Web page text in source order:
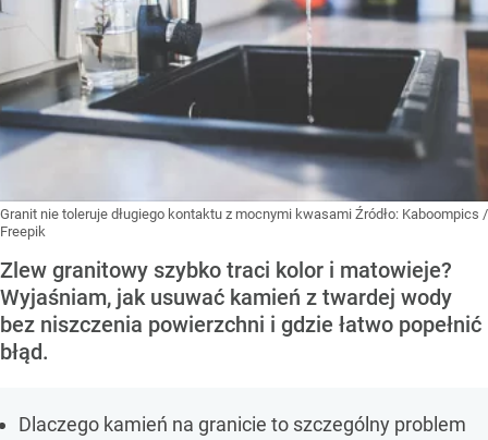
Granit nie toleruje długiego kontaktu z mocnymi kwasami Źródło: Kaboompics /
Freepik
Zlew granitowy szybko traci kolor i matowieje?
Wyjaśniam, jak usuwać kamień z twardej wody
bez niszczenia powierzchni i gdzie łatwo popełnić
błąd.
Dlaczego kamień na granicie to szczególny problem